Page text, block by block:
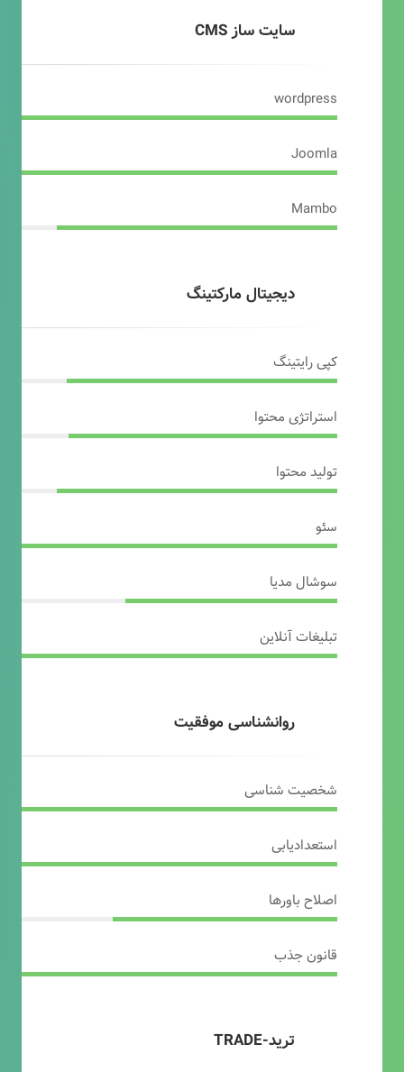
سایت ساز CMS
wordpress
Joomla
Mambo
دیجیتال مارکتینگ
کپی رایتینگ
استراتژی محتوا
تولید محتوا
سئو
سوشال مدیا
تبلیغات آنلاین
روانشناسی موفقیت
شخصیت شناسی
استعدادیابی
اصلاح باورها
قانون جذب
ترید-TRADE